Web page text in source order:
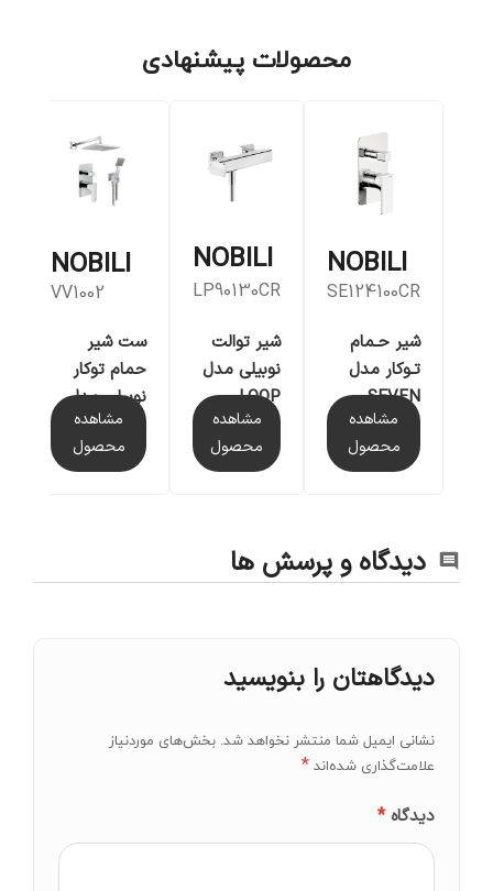
محصولات پیشنهادی
NOBILI
SE124100CR
شیر حـمام
تـوکار مدل
SEVEN
مشاهده
محصول
NOBILI
LP90130CR
شیر توالت
نوبیلی مدل
LOOP
مشاهده
محصول
NOBILI
VV1002
ست شیر
حمام توکار
نوبیلی مدل
ACQUAVIVA-
VV1002
مشاهده
محصول
دیدگاه و پرسش ها
دیدگاهتان را بنویسید
نشانی ایمیل شما منتشر نخواهد شد. بخش‌های موردنیاز
علامت‌گذاری شده‌اند *
دیدگاه*